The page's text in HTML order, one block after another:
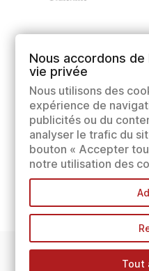
Nous accordons
vie privée
Nous utilisons des
expérience de
publicités ou du
analyser le trafic du
bouton « Accepter
notre utilisation des
Tout